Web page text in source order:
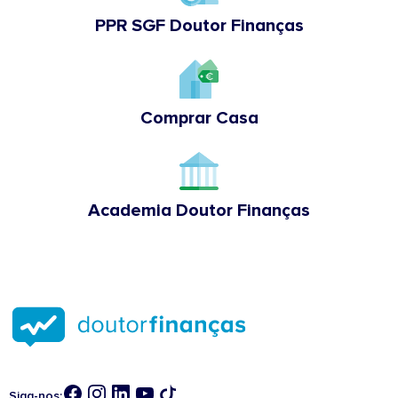
PPR SGF Doutor Finanças
Comprar Casa
Academia Doutor Finanças